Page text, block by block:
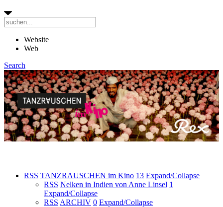
Website
Web
Search
RSS TANZRAUSCHEN im Kino 13 Expand/Collapse
RSS Nelken in Indien von Anne Linsel 1
Expand/Collapse
RSS ARCHIV 0 Expand/Collapse